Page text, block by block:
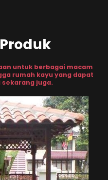
untuk berbagai macam
rumah kayu yang dapat
sekarang juga.